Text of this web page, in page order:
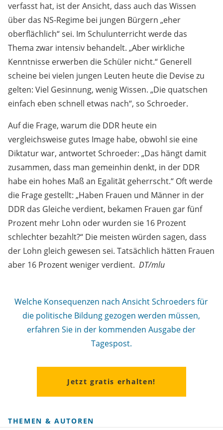
verfasst hat, ist der Ansicht, dass auch das Wissen
über das NS-Regime bei jungen Bürgern „eher
oberflächlich“ sei. Im Schulunterricht werde das
Thema zwar intensiv behandelt. „Aber wirkliche
Kenntnisse erwerben die Schüler nicht.“ Generell
scheine bei vielen jungen Leuten heute die Devise zu
gelten: Viel Gesinnung, wenig Wissen. „Die quatschen
einfach eben schnell etwas nach“, so Schroeder.
Auf die Frage, warum die DDR heute ein
vergleichsweise gutes Image habe, obwohl sie eine
Diktatur war, antwortet Schroeder: „Das hängt damit
zusammen, dass man gemeinhin denkt, in der DDR
habe ein hohes Maß an Egalität geherrscht.“ Oft werde
die Frage gestellt: „Haben Frauen und Männer in der
DDR das Gleiche verdient, bekamen Frauen gar fünf
Prozent mehr Lohn oder wurden sie 16 Prozent
schlechter bezahlt?“ Die meisten würden sagen, dass
der Lohn gleich gewesen sei. Tatsächlich hätten Frauen
aber 16 Prozent weniger verdient. DT/mlu
Welche Konsequenzen nach Ansicht Schroeders für
die politische Bildung gezogen werden müssen,
erfahren Sie in der kommenden Ausgabe der
Tagespost.
Jetzt gratis erhalten!
THEMEN & AUTOREN